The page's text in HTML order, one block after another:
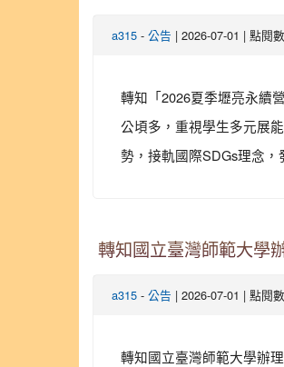
a315 - 公告 | 2026-07-01 | 點閱
轉知「2026夏季壢亮永續
公頃多，重視學生多元展
勢，接軌國際SDGs理念
轉知國立臺灣師範大學
a315 - 公告 | 2026-07-01 | 點閱
轉知國立臺灣師範大學辦